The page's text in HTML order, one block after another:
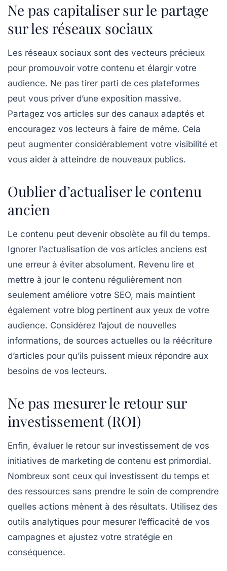
Ne pas capitaliser sur le partage
sur les réseaux sociaux
Les réseaux sociaux sont des vecteurs précieux
pour promouvoir votre contenu et élargir votre
audience. Ne pas tirer parti de ces plateformes
peut vous priver d’une exposition massive.
Partagez vos articles sur des canaux adaptés et
encouragez vos lecteurs à faire de même. Cela
peut augmenter considérablement votre visibilité et
vous aider à atteindre de nouveaux publics.
Oublier d’actualiser le contenu
ancien
Le contenu peut devenir obsolète au fil du temps.
Ignorer l’actualisation de vos articles anciens est
une erreur à éviter absolument. Revenu lire et
mettre à jour le contenu régulièrement non
seulement améliore votre SEO, mais maintient
également votre blog pertinent aux yeux de votre
audience. Considérez l’ajout de nouvelles
informations, de sources actuelles ou la réécriture
d’articles pour qu’ils puissent mieux répondre aux
besoins de vos lecteurs.
Ne pas mesurer le retour sur
investissement (ROI)
Enfin, évaluer le retour sur investissement de vos
initiatives de marketing de contenu est primordial.
Nombreux sont ceux qui investissent du temps et
des ressources sans prendre le soin de comprendre
quelles actions mènent à des résultats. Utilisez des
outils analytiques pour mesurer l’efficacité de vos
campagnes et ajustez votre stratégie en
conséquence.